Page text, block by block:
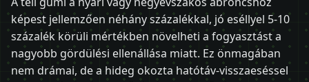
képest jellemzően néhány százalékkal, jó eséllyel 5-10
százalék körüli mértékben növelheti a fogyasztást a
nagyobb gördülési ellenállása miatt. Ez önmagában
nem drámai, de a hideg okozta hatótáv-visszaeséssel